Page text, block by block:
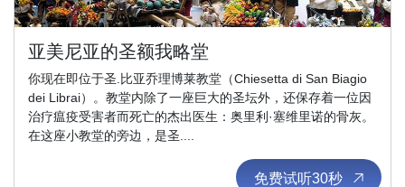
亚美尼亚的圣额我略堂
你现在即位于圣.比亚乔理博莱教堂（Chiesetta di San Biagio
dei Librai）。教堂内除了一座巨大的圣坛外，还保存着一位因
治疗瘟疫受害者而死亡的杰出医生：奥里利·塞维里诺的骨灰。
在这座小教堂的旁边，是圣....
免费试听30秒